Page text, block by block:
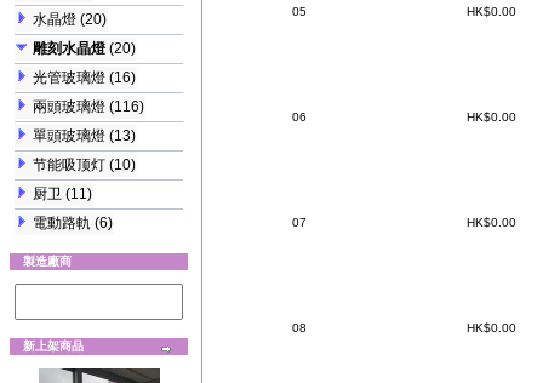
水晶燈 (20)
雕刻水晶燈 (20)
光管玻璃燈 (16)
兩頭玻璃燈 (116)
單頭玻璃燈 (13)
节能吸顶灯 (10)
厨卫 (11)
電動路軌 (6)
製造廠商
新上架商品
05 HK$0.00
06 HK$0.00
07 HK$0.00
08 HK$0.00